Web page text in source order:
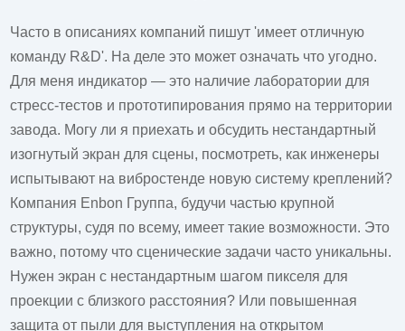
Часто в описаниях компаний пишут 'имеет отличную
команду R&D'. На деле это может означать что угодно.
Для меня индикатор — это наличие лаборатории для
стресс-тестов и прототипирования прямо на территории
завода. Могу ли я приехать и обсудить нестандартный
изогнутый экран для сцены, посмотреть, как инженеры
испытывают на вибростенде новую систему креплений?
Компания Enbon Группа, будучи частью крупной
структуры, судя по всему, имеет такие возможности. Это
важно, потому что сценические задачи часто уникальны.
Нужен экран с нестандартным шагом пикселя для
проекции с близкого расстояния? Или повышенная
защита от пыли для выступления на открытом